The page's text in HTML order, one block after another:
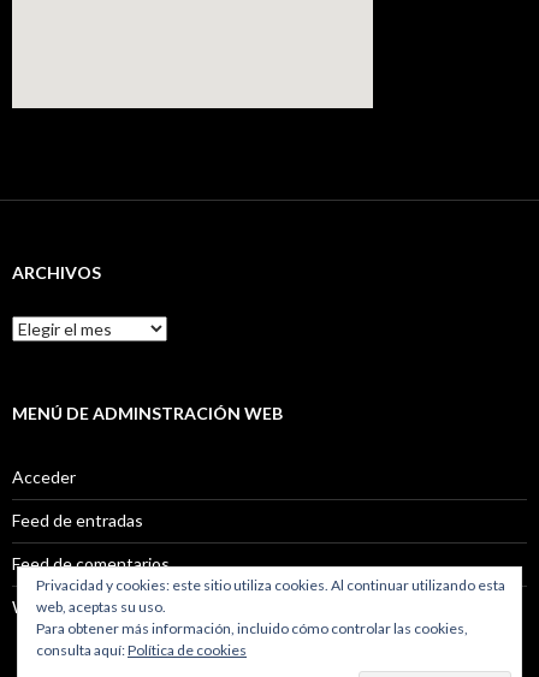
ARCHIVOS
Archivos
MENÚ DE ADMINSTRACIÓN WEB
Acceder
Feed de entradas
Feed de comentarios
WordPress.org
Privacidad y cookies: este sitio utiliza cookies. Al continuar utilizando esta
web, aceptas su uso.
Para obtener más información, incluido cómo controlar las cookies,
consulta aquí:Política de cookies